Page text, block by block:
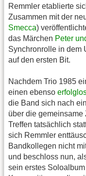
Remmler etablierte
Zusammen mit der
Smecca)
das Märchen Peter
Synchronrolle in dem
auf den ersten Bit.
Nachdem Trio 1985
einen ebenso
die Band sich nach
über die gemeinsame
Treffen tatsächlich
sich Remmler
Bandkollegen nicht
und beschloss nun,
sein erstes